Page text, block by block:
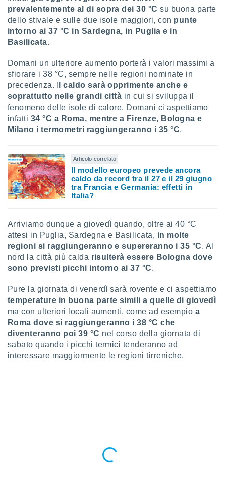
" o
cookie
sito
il
dei
su
dati
la
della
creare
la
per
degli
prevalentemente al di sopra dei 30 °C su buona parte
dello stivale e sulle due isole maggiori, con punte
intorno ai 37 °C in Sardegna, in Puglia e in
Basilicata.
Domani un ulteriore aumento porterà i valori massimi a
sfiorare i 38 °C, sempre nelle regioni nominate in
precedenza. I
l caldo sarà opprimente anche e
soprattutto nelle grandi città in cui si sviluppa il
fenomeno delle isole di calore. Domani ci aspettiamo
infatti 34 °C a Roma, mentre a Firenze, Bologna e
Milano i termometri raggiungeranno i 35 °C.
Articolo correlato
Il modello europeo prevede ancora
caldo da record tra il 27 e il 29 giugno
tra Francia e Germania: effetti in
Italia?
Arriviamo dunque a giovedì quando, oltre ai 40 °C
attesi in Puglia, Sardegna e Basilicata, in molte
regioni si raggiungeranno e supereranno i 35 °C. Al
nord la città più calda risulterà essere Bologna dove
sono previsti picchi intorno ai 37 °C.
Pure la giornata di venerdì sarà rovente e ci aspettiamo
temperature in buona parte simili a quelle di giovedì
ma con ulteriori locali aumenti, come ad esempio a
Roma dove si raggiungeranno i 38 °C che
diventeranno poi 39 °C nel corso della giornata di
sabato quando i picchi termici tenderanno ad
interessare maggiormente le regioni tirreniche.